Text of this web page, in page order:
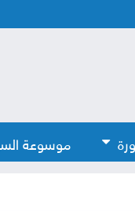
موسوعة